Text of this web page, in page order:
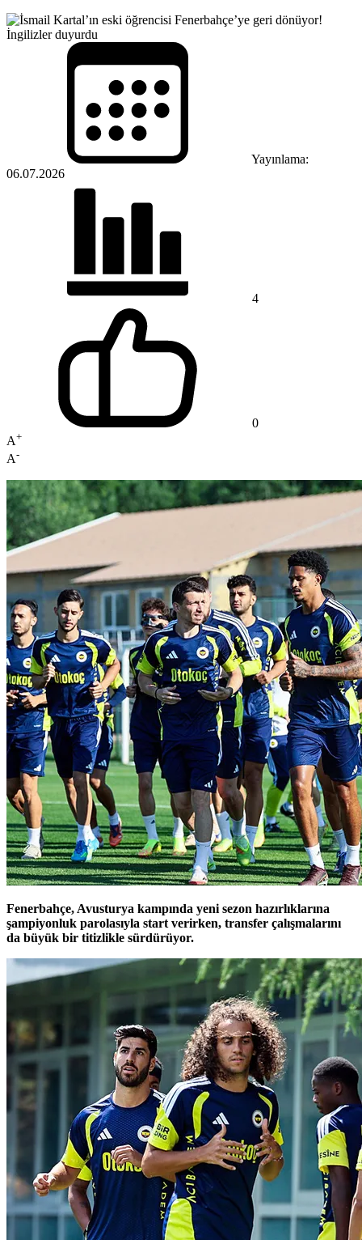
Yayınlama:
06.07.2026
4
0
A+
A-
Fenerbahçe, Avusturya kampında yeni sezon hazırlıklarına
şampiyonluk parolasıyla start verirken, transfer çalışmalarını
da büyük bir titizlikle sürdürüyor.